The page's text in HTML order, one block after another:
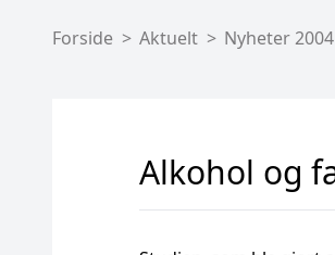
Forside Aktuelt Nyheter 2004
Alkohol og